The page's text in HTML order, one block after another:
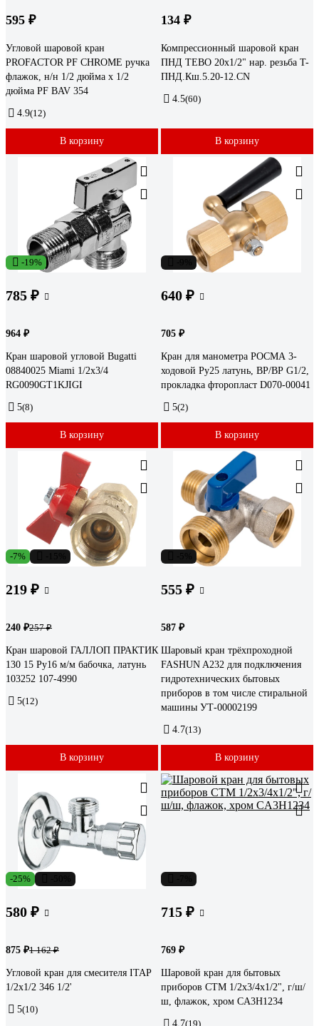
595 ₽
Угловой шаровой кран
PROFACTOR PF CHROME ручка
флажок, н/н 1/2 дюйма х 1/2
дюйма PF BAV 354
4.9(12)
В корзину
134 ₽
Компрессионный шаровой кран
ПНД TEBO 20x1/2" нар. резьба T-
ПНД.Кш.5.20-12.CN
4.5(60)
В корзину
-19%
785 ₽
964 ₽
Кран шаровой угловой Bugatti
08840025 Miami 1/2x3/4
RG0090GT1KJIGI
5(8)
В корзину
640 ₽
705 ₽
Кран для манометра РОСМА 3-
ходовой Ру25 латунь, ВР/ВР G1/2,
прокладка фторопласт D070-00041
5(2)
В корзину
-7%
219 ₽
240 ₽257 ₽
Кран шаровой ГАЛЛОП ПРАКТИК
130 15 Ру16 м/м бабочка, латунь
103252 107-4990
5(12)
В корзину
555 ₽
587 ₽
Шаровый кран трёхпроходной
FASHUN A232 для подключения
гидротехнических бытовых
приборов в том числе стиральной
машины УТ-00002199
4.7(13)
В корзину
-25%
580 ₽
875 ₽1 162 ₽
Угловой кран для смесителя ITAP
1/2x1/2 346 1/2'
5(10)
715 ₽
769 ₽
Шаровой кран для бытовых
приборов СТМ 1/2х3/4х1/2", г/ш/
ш, флажок, хром CA3H1234
4.7(19)